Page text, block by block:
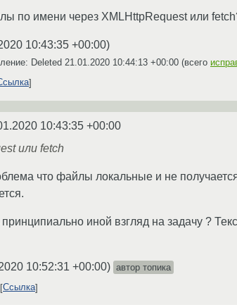
по имени через XMLHttpRequest или
10:43:35 +00:00)
Deleted 21.01.2020 10:44:13 +00:00 (всего
10:43:35 +00:00
или fetch
что файлы локальные и не
иной взгляд на задачу ?
10:52:31 +00:00) автор топика
Ссылка